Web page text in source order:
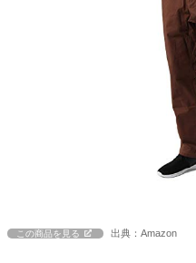
この商品を見る 出典：Amazon